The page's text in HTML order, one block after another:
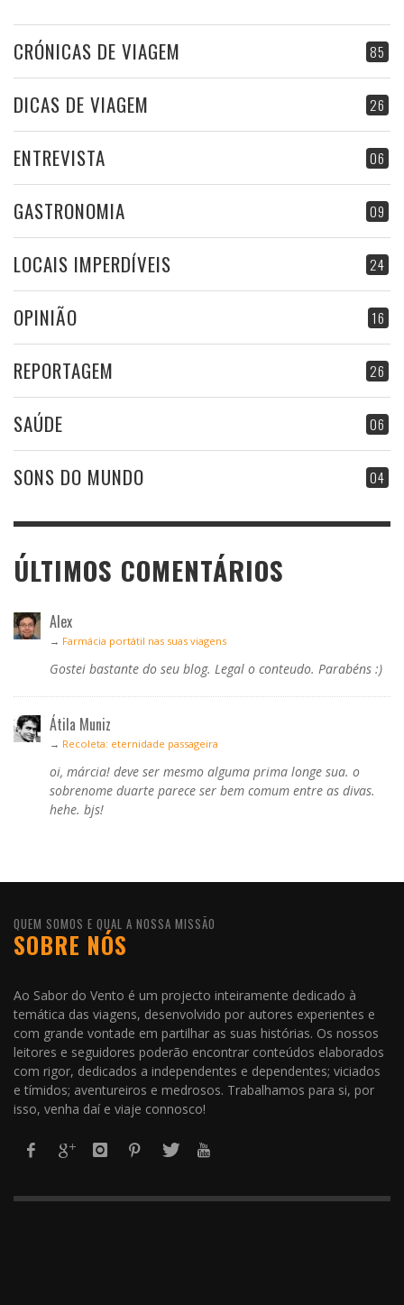
85
CRÓNICAS DE VIAGEM
26
DICAS DE VIAGEM
06
ENTREVISTA
09
GASTRONOMIA
24
LOCAIS IMPERDÍVEIS
16
OPINIÃO
26
REPORTAGEM
06
SAÚDE
04
SONS DO MUNDO
ÚLTIMOS COMENTÁRIOS
Alex
→ Farmácia portátil nas suas viagens
Gostei bastante do seu blog. Legal o conteudo. Parabéns :)
Átila Muniz
→ Recoleta: eternidade passageira
oi, márcia! deve ser mesmo alguma prima longe sua. o
sobrenome duarte parece ser bem comum entre as divas.
hehe. bjs!
QUEM SOMOS E QUAL A NOSSA MISSÃO
SOBRE NÓS
Ao Sabor do Vento é um projecto inteiramente dedicado à
temática das viagens, desenvolvido por autores experientes e
com grande vontade em partilhar as suas histórias. Os nossos
leitores e seguidores poderão encontrar conteúdos elaborados
com rigor, dedicados a independentes e dependentes; viciados
e tímidos; aventureiros e medrosos. Trabalhamos para si, por
isso, venha daí e viaje connosco!